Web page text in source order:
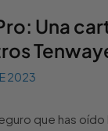
Una
2023
que has oído